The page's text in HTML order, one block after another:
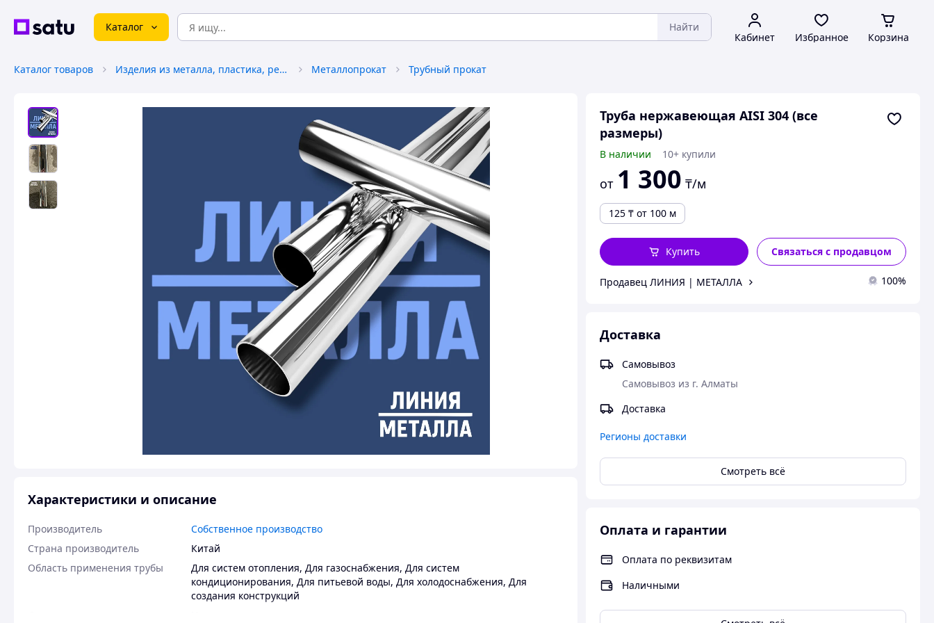
Каталог Найти
Кабинет Избранное Корзина
Каталог товаров Изделия из металла, пластика, резины Металлопрокат Трубный прокат
Труба нержавеющая AISI 304 (все
размеры)
В наличии 10+ купили
от 1 300 ₸/м
125 ₸ от 100 м
Купить Связаться с продавцом
Продавец ЛИНИЯ | МЕТАЛЛА 100%
Доставка
Самовывоз
Самовывоз из г. Алматы
Доставка
Регионы доставки
Смотреть всё
Оплата и гарантии
Оплата по реквизитам
Наличными
Характеристики и описание
Производитель
Собственное производство
Страна производитель
Китай
Область применения трубы
Для систем отопления, Для газоснабжения, Для систем
кондиционирования, Для питьевой воды, Для холодоснабжения, Для
создания конструкций